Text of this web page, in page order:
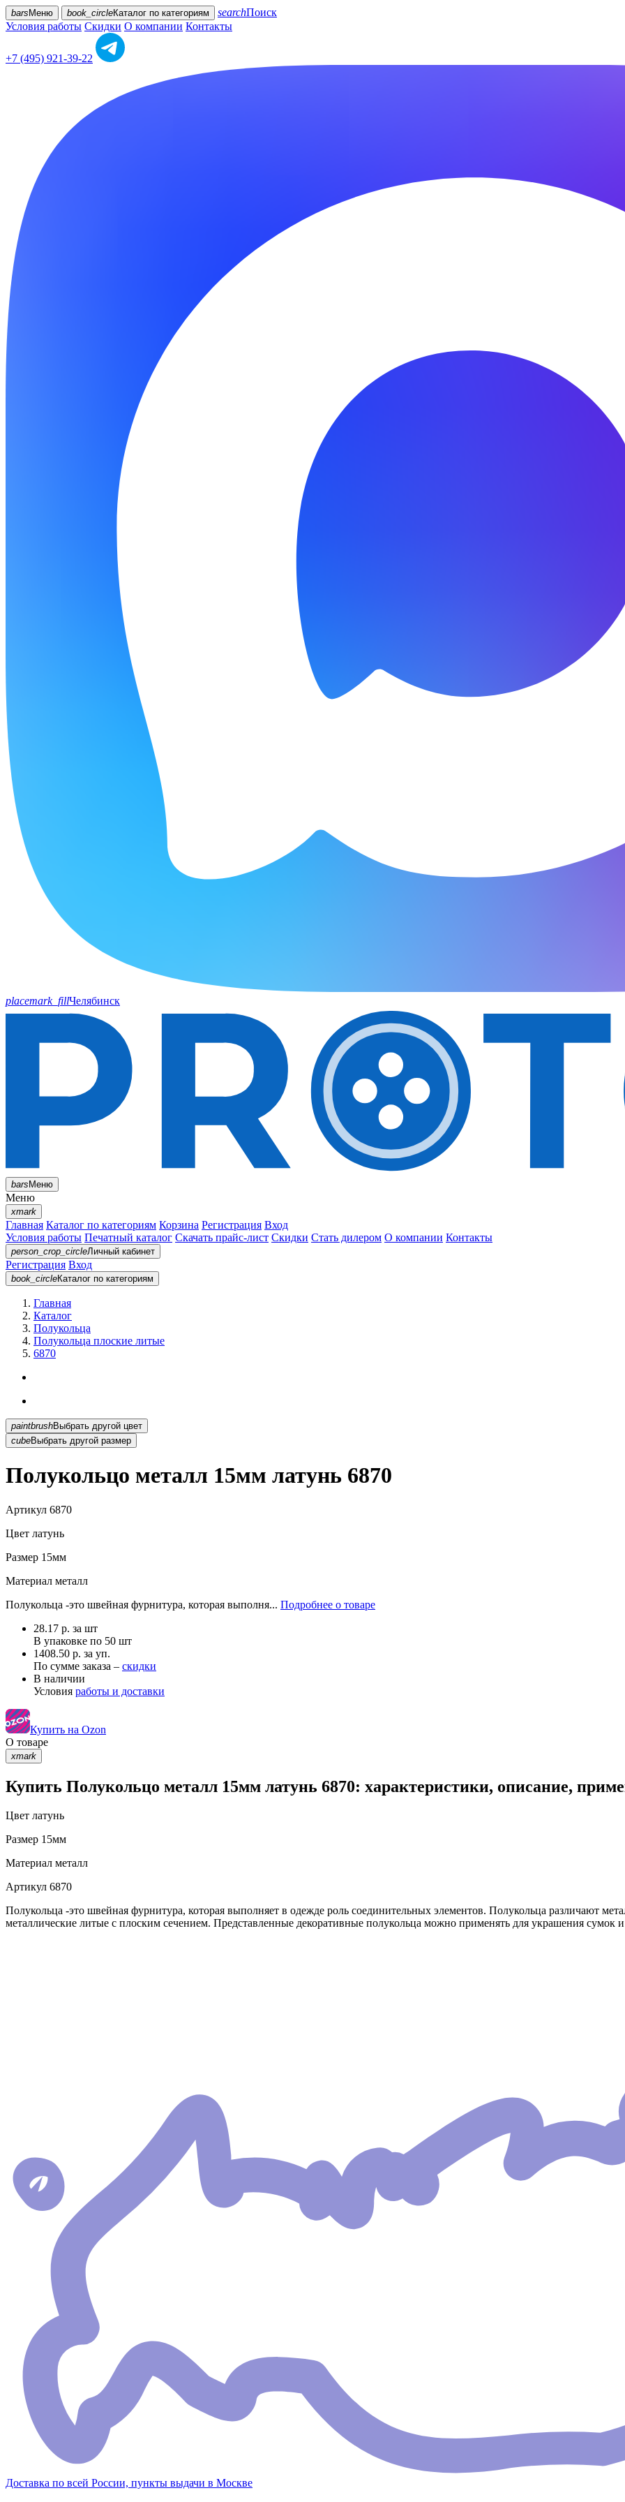
bars Меню book_circleКаталог по категориям searchПоиск
Условия работы Скидки О компании Контакты
+7 (495) 921-39-22
placemark_fillЧелябинск
barsМеню
Меню
xmark
Главная Каталог по категориям Корзина Регистрация Вход
Условия работы Печатный каталог Скачать прайс-лист Скидки Стать дилером О компании Контакты
person_crop_circleЛичный кабинет
Регистрация Вход
book_circleКаталог по категориям
Главная
Каталог
Полукольца
Полукольца плоские литые
6870
paintbrush
Выбрать другой цвет
cubeВыбрать другой размер
Полукольцо металл 15мм латунь 6870
Артикул 6870
Цвет латунь
Размер 15мм
Материал металл
Полукольца -это швейная фурнитура, которая выполня... Подробнее о товаре
28.17 р. за шт
В упаковке по 50 шт
1408.50 р. за уп.
По сумме заказа – скидки
В наличии
Условия работы и доставки
Купить на Ozon
О товаре
xmark
Купить Полукольцо металл 15мм латунь 6870: характеристики, описание,
Цвет латунь
Размер 15мм
Материал металл
Артикул 6870
Полукольца -это швейная фурнитура, которая выполняет в одежде роль соединительных элементов. Полукольца различают
металлические литые с плоским сечением. Представленные декоративные полукольца можно применять для украшения сумок
Доставка по всей России, пункты выдачи в Москве